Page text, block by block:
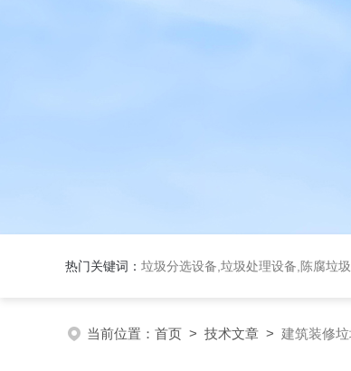
热门关键词： 垃圾分选设备,垃圾处理设备,陈腐垃
当前位置： 首页 > 技术文章 > 建筑装修